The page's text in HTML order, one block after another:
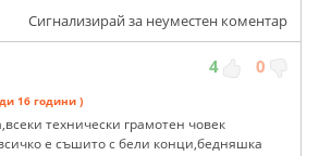
Сигнализирай за неуместен коментар
4 0
16 години )
технически грамотен човек
е съшито с бели конци,бедняшка